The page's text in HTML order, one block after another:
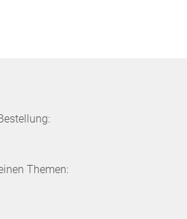
Themen: